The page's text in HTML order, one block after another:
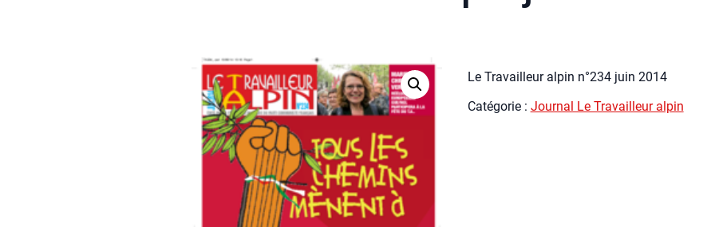
Le Tra­vailleur alpin n°234 juin 2014
Caté­go­rie : Jour­nal Le Tra­vailleur alpin